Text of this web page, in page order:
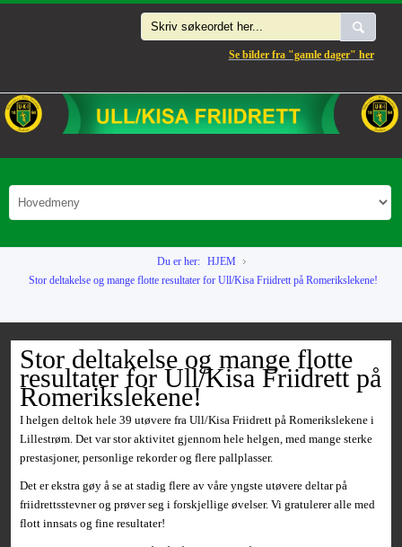
Se bilder fra "gamle dager" her
Du er her:
HJEM
Stor deltakelse og mange flotte resultater for Ull/Kisa Friidrett på Romerikslekene!
Stor deltakelse og mange flotte
resultater for Ull/Kisa Friidrett på
Romerikslekene!
I helgen deltok hele 39 utøvere fraUll/Kisa Friidrett på Romerikslekene i
Lillestrøm. Det var stor aktivitet gjennom hele helgen, med mange sterke
prestasjoner, personlige rekorder og flere pallplasser.
Det er ekstra gøy å se at stadig flere av våre yngste utøvere deltar på
friidrettsstevner og prøver seg i forskjellige øvelser. Vi gratulerer alle med
flott innsats og fine resultater!